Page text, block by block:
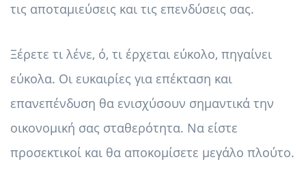
τις αποταμιεύσεις και τις επενδύσεις σας.
Ξέρετε τι λένε, ό, τι έρχεται εύκολο, πηγαίνει
εύκολα. Οι ευκαιρίες για επέκταση και
επανεπένδυση θα ενισχύσουν σημαντικά την
οικονομική σας σταθερότητα. Να είστε
προσεκτικοί και θα αποκομίσετε μεγάλο πλούτο.